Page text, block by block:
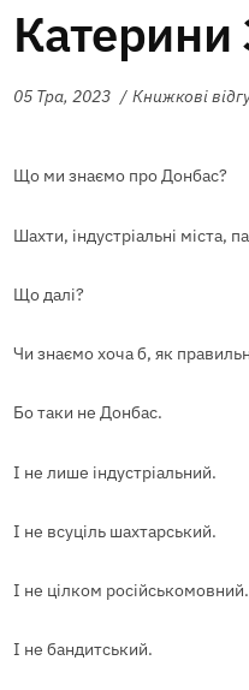
05 Тра, 2023 Книжкові
Що ми знаємо про Донбас?
Шахти, індустріальні міста,
Що далі?
Чи знаємо хоча б, як
Бо таки не Донбас.
І не лише індустріальний.
І не всуціль шахтарський.
І не цілком російськомовний.
І не бандитський.